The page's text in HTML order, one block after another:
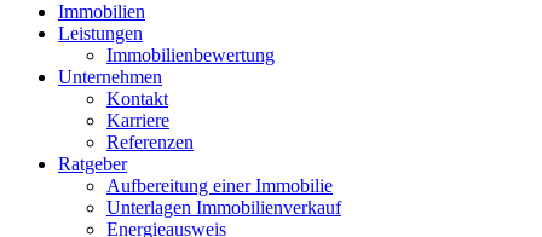
Immobilien
Leistungen
Immobilienbewertung
Unternehmen
Kontakt
Karriere
Referenzen
Ratgeber
Aufbereitung einer Immobilie
Unterlagen Immobilienverkauf
Energieausweis